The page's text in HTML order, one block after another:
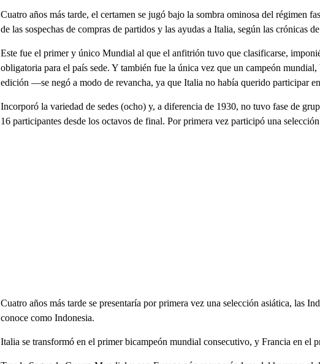
Cuatro años más tarde, el certamen se jugó bajo la sombra ominosa del régimen
de las sospechas de compras de partidos y las ayudas a Italia, según las crónicas
Este fue el primer y único Mundial al que el anfitrión tuvo que clasificarse,
obligatoria para el país sede. Y también fue la única vez que un campeón
edición —se negó a modo de revancha, ya que Italia no había querido participar
Incorporó la variedad de sedes (ocho) y, a diferencia de 1930, no tuvo fase de
16 participantes desde los octavos de final. Por primera vez participó una
Cuatro años más tarde se presentaría por primera vez una selección asiática, las
conoce como Indonesia.
Italia se transformó en el primer bicampeón mundial consecutivo, y Francia en el